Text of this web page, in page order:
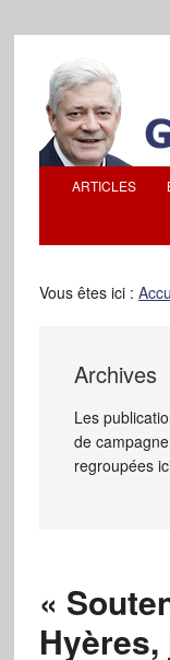
ARTICLES
Vous êtes ici :
Archives
Les
de
regroupées
«
Hyères,